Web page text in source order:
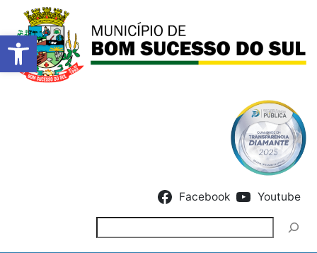
Barra de Ferramentas
Facebook Youtube